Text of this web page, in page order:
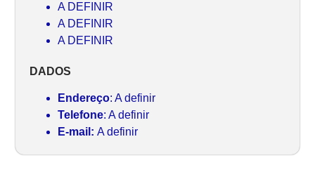
A DEFINIR
A DEFINIR
A DEFINIR
DADOS
Endereço: A definir
Telefone: A definir
E-mail: A definir